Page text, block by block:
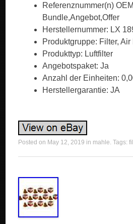
Referenznummer(n)
Bundle,Angebot,Offer
Herstellernummer: LX
Produktgruppe: Filter, Air
Produkttyp: Luftfilter
Angebotspaket: Ja
Anzahl der Einheiten:
Herstellergarantie: JA
Posted on May 12, 2019 in mahle. Tags: